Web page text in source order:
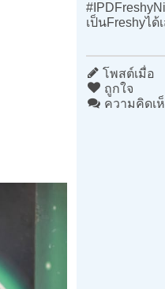
เป็นFreshyไ
โพสต์เมื่อ
ถูกใจ
ความคิดเ